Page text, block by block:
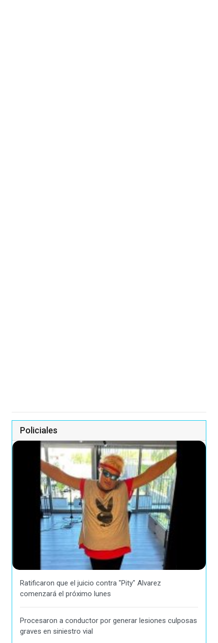
Policiales
Ratificaron que el juicio contra "Pity" Alvarez
comenzará el próximo lunes
Procesaron a conductor por generar lesiones culposas
graves en siniestro vial